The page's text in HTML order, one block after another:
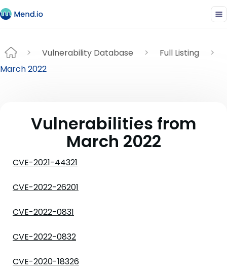
Vulnerability Database
Full Listing
March 2022
Vulnerabilities from
March 2022
CVE-2021-44321
CVE-2022-26201
CVE-2022-0831
CVE-2022-0832
CVE-2020-18326